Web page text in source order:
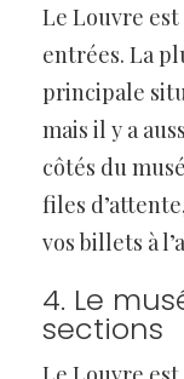
Le Louvre
entrées. La
principale
mais il y a
côtés du
files
vos billets à
4. Le
sections